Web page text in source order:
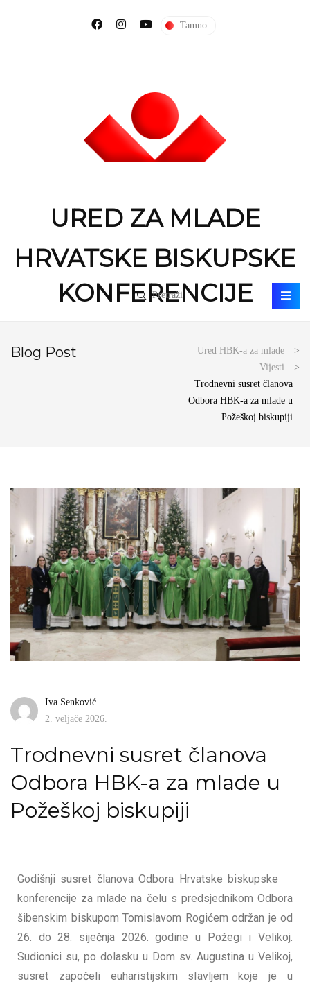
Tamno
URED ZA MLADE
HRVATSKE BISKUPSKE
KONFERENCIJE
Blog Post Ured HBK-a za mlade
>
Vijesti
>
Trodnevni susret članova
Odbora HBK-a za mlade u
Požeškoj biskupiji
Iva Senković
2. veljače 2026.
Trodnevni susret članova
Odbora HBK-a za mlade u
Požeškoj biskupiji
Godišnji susret članova Odbora Hrvatske biskupske
konferencije za mlade na čelu s predsjednikom Odbora
šibenskim biskupom Tomislavom Rogićem održan je od
26. do 28. siječnja 2026. godine u Požegi i Velikoj.
Sudionici su, po dolasku u Dom sv. Augustina u Velikoj,
susret započeli euharistijskim slavljem koje je u